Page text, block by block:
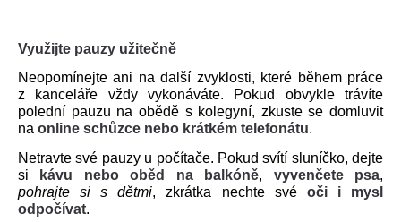
Využijte pauzy užitečně
Neopomínejte ani na další zvyklosti, které během práce
z kanceláře vždy vykonáváte. Pokud obvykle trávíte
polední pauzu na obědě s kolegyní, zkuste se domluvit
na online schůzce nebo krátkém telefonátu.
Netravte své pauzy u počítače. Pokud svítí sluníčko, dejte
si
kávu nebo oběd na balkóně, vyvenčete psa
pohrajte si s dětmi, zkrátka nechte své oči i mysl
odpočívat.